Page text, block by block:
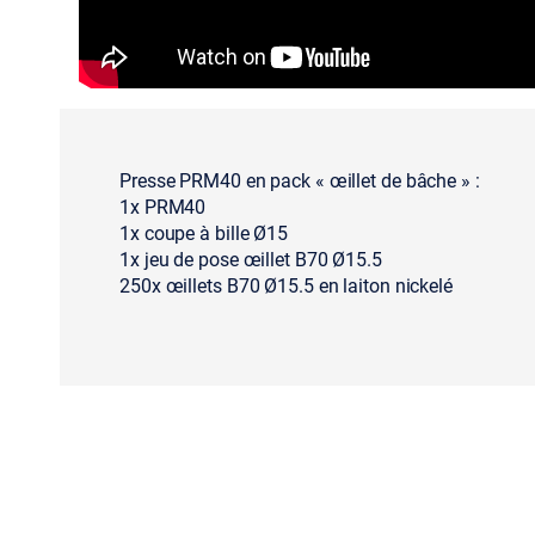
Presse PRM40 en pack « œillet de bâche » :
1x PRM40
1x coupe à bille Ø15
1x jeu de pose œillet B70 Ø15.5
250x œillets B70 Ø15.5 en laiton nickelé